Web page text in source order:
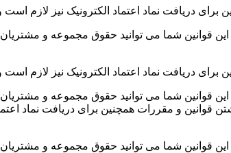
دریافت نماد اعتماد الکترونیک نیز لازم است
شما می توانید حقوق مجموعه و مشتریان
دریافت نماد اعتماد الکترونیک نیز لازم است
شما می توانید حقوق مجموعه و مشتریان
و مقررات همچنین برای دریافت نماد
شما می توانید حقوق مجموعه و مشتریان